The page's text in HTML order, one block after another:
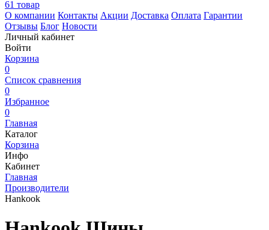
61 товар
О компании Контакты Акции Доставка Оплата Гарантии
Отзывы Блог Новости
Личный кабинет
Войти
Корзина
0
Список сравнения
0
Избранное
0
Главная
Каталог
Корзина
Инфо
Кабинет
Главная
Производители
Hankook